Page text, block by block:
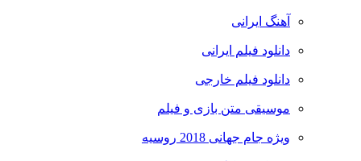
آهنگ ایرانی
دانلود فیلم ایرانی
دانلود فیلم خارجی
موسیقی متن بازی و فیلم
ویژه جام جهانی 2018 روسیه